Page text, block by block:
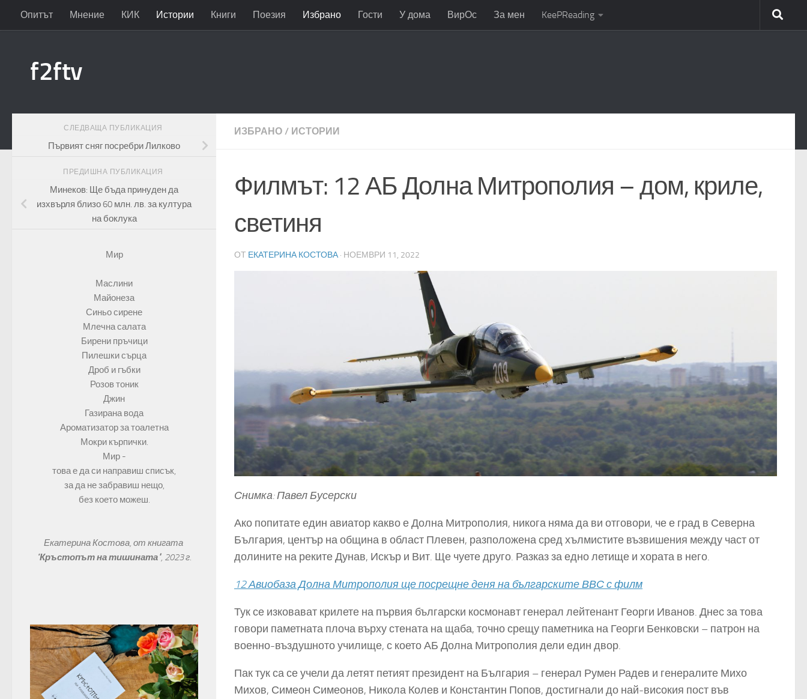
Към съдържанието
Опитът Мнение КИК Истории Книги Поезия Избрано Гости У дома ВирОс За мен KeePReading
f2ftv
ИЗБРАНО / ИСТОРИИ
Филмът: 12 АБ Долна Митрополия – дом, криле,
светиня
ОТ ЕКАТЕРИНА КОСТОВА · НОЕМВРИ 11, 2022
Снимка: Павел Бусерски
Ако попитате един авиатор какво е Долна Митрополия, никога няма да ви отговори, че е град в Северна
България, център на община в област Плевен, разположена сред хълмистите възвишения между част от
долините на реките Дунав, Искър и Вит. Ще чуете друго. Разказ за едно летище и хората в него.
12 Авиобаза Долна Митрополия ще посрещне деня на българските ВВС с филм
Тук се изковават крилете на първия български космонавт генерал лейтенант Георги Иванов. Днес за това
говори паметната плоча върху стената на щаба, точно срещу паметника на Георги Бенковски – патрон на
военно-въздушното училище, с което АБ Долна Митрополия дели един двор.
Пак тук са се учели да летят петият президент на България – генерал Румен Радев и генералите Михо
Михов, Симеон Симеонов, Никола Колев и Константин Попов, достигнали до най-високия пост във
СЛЕДВАЩА ПУБЛИКАЦИЯ
Първият сняг посребри Лилково
ПРЕДИШНА ПУБЛИКАЦИЯ
Минеков: Ще бъда принуден да
изхвърля близо 60 млн. лв. за култура
на боклука
Мир
Маслини
Майонеза
Синьо сирене
Млечна салата
Бирени пръчици
Пилешки сърца
Дроб и гъбки
Розов тоник
Джин
Газирана вода
Ароматизатор за тоалетна
Мокри кърпички.
Мир -
това е да си направиш списък,
за да не забравиш нещо,
без което можеш.
Екатерина Костова, от книгата
"Кръстопът на тишината", 2023 г.